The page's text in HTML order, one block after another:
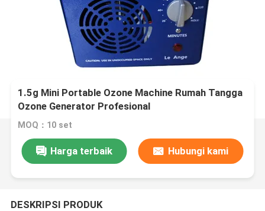
1.5g Mini Portable Ozone Machine Rumah Tangga
Ozone Generator Profesional
MOQ：10 set
Harga terbaik Hubungi kami
DESKRIPSI PRODUK